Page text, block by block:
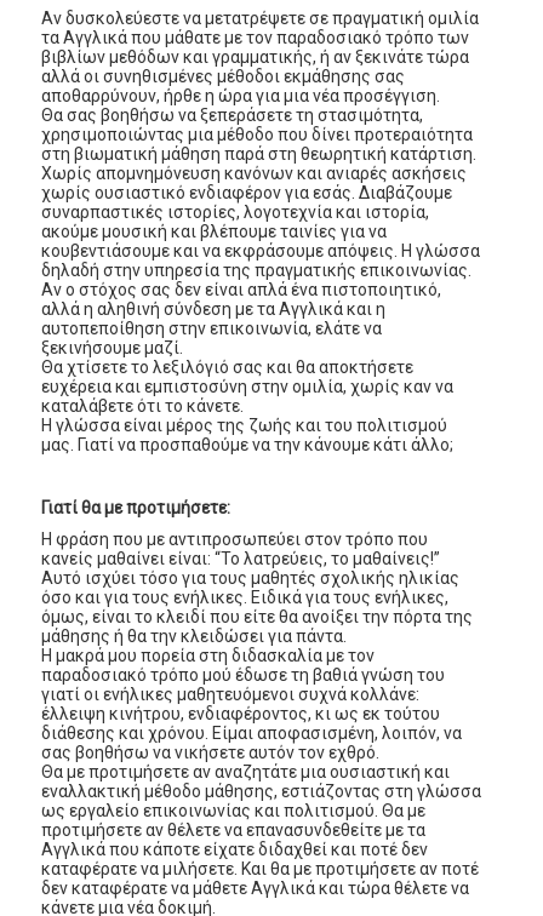
Αν δυσκολεύεστε να μετατρέψετε σε πραγματική ομιλία
τα Αγγλικά που μάθατε με τον παραδοσιακό τρόπο των
βιβλίων μεθόδων και γραμματικής, ή αν ξεκινάτε τώρα
αλλά οι συνηθισμένες μέθοδοι εκμάθησης σας
αποθαρρύνουν, ήρθε η ώρα για μια νέα προσέγγιση.
Θα σας βοηθήσω να ξεπεράσετε τη στασιμότητα,
χρησιμοποιώντας μια μέθοδο που δίνει προτεραιότητα
στη βιωματική μάθηση παρά στη θεωρητική κατάρτιση.
Χωρίς απομνημόνευση κανόνων και ανιαρές ασκήσεις
χωρίς ουσιαστικό ενδιαφέρον για εσάς. Διαβάζουμε
συναρπαστικές ιστορίες, λογοτεχνία και ιστορία,
ακούμε μουσική και βλέπουμε ταινίες για να
κουβεντιάσουμε και να εκφράσουμε απόψεις. Η γλώσσα
δηλαδή στην υπηρεσία της πραγματικής επικοινωνίας.
Αν ο στόχος σας δεν είναι απλά ένα πιστοποιητικό,
αλλά η αληθινή σύνδεση με τα Αγγλικά και η
αυτοπεποίθηση στην επικοινωνία, ελάτε να
ξεκινήσουμε μαζί.
Θα χτίσετε το λεξιλόγιό σας και θα αποκτήσετε
ευχέρεια και εμπιστοσύνη στην ομιλία, χωρίς καν να
καταλάβετε ότι το κάνετε.
Η γλώσσα είναι μέρος της ζωής και του πολιτισμού
μας. Γιατί να προσπαθούμε να την κάνουμε κάτι άλλο;
Γιατί θα με προτιμήσετε:
Η φράση που με αντιπροσωπεύει στον τρόπο που
κανείς μαθαίνει είναι: “Το λατρεύεις, το μαθαίνεις!”
Αυτό ισχύει τόσο για τους μαθητές σχολικής ηλικίας
όσο και για τους ενήλικες. Ειδικά για τους ενήλικες,
όμως, είναι το κλειδί που είτε θα ανοίξει την πόρτα της
μάθησης ή θα την κλειδώσει για πάντα.
Η μακρά μου πορεία στη διδασκαλία με τον
παραδοσιακό τρόπο μού έδωσε τη βαθιά γνώση του
γιατί οι ενήλικες μαθητευόμενοι συχνά κολλάνε:
έλλειψη κινήτρου, ενδιαφέροντος, κι ως εκ τούτου
διάθεσης και χρόνου. Είμαι αποφασισμένη, λοιπόν, να
σας βοηθήσω να νικήσετε αυτόν τον εχθρό.
Θα με προτιμήσετε αν αναζητάτε μια ουσιαστική και
εναλλακτική μέθοδο μάθησης, εστιάζοντας στη γλώσσα
ως εργαλείο επικοινωνίας και πολιτισμού. Θα με
προτιμήσετε αν θέλετε να επανασυνδεθείτε με τα
Αγγλικά που κάποτε είχατε διδαχθεί και ποτέ δεν
καταφέρατε να μιλήσετε. Και θα με προτιμήσετε αν ποτέ
δεν καταφέρατε να μάθετε Αγγλικά και τώρα θέλετε να
κάνετε μια νέα δοκιμή.